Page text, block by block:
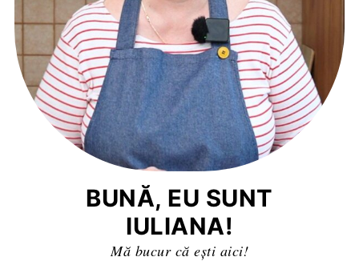
BUNĂ, EU SUNT
IULIANA!
Mă bucur că ești aici!